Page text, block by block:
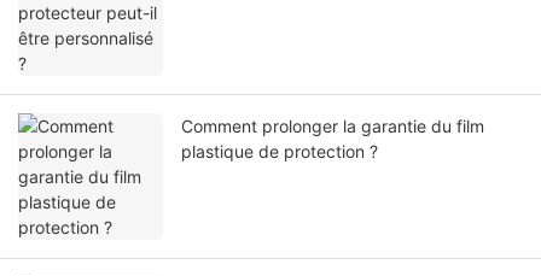
Comment prolonger la garantie du film
plastique de protection ?